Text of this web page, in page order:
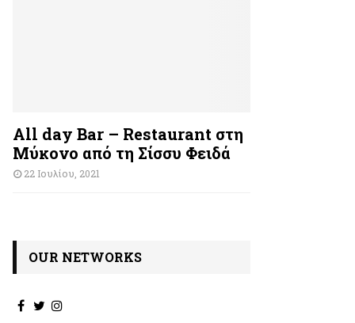
All day Bar – Restaurant στη
Μύκονο από τη Σίσσυ Φειδά
22 Ιουλίου, 2021
OUR NETWORKS